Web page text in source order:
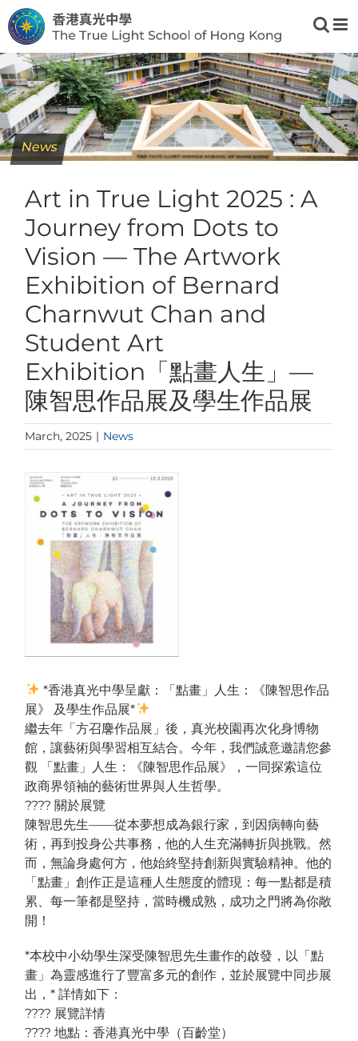
Skip
to
content
News
Art in True Light 2025 : A
Journey from Dots to
Vision — The Artwork
Exhibition of Bernard
Charnwut Chan and
Student Art
Exhibition「點畫人生」—
陳智思作品展及學生作品展
March, 2025 | News
View
Larger
Image
*香港真光中學呈獻：「點畫」人生：《陳智思作品
展》 及學生作品展*
繼去年「方召麐作品展」後，真光校園再次化身博物
館，讓藝術與學習相互結合。今年，我們誠意邀請您參
觀 「點畫」人生：《陳智思作品展》，一同探索這位
政商界領袖的藝術世界與人生哲學。
???? 關於展覽
陳智思先生——從本夢想成為銀行家，到因病轉向藝
術，再到投身公共事務，他的人生充滿轉折與挑戰。然
而，無論身處何方，他始終堅持創新與實驗精神。他的
「點畫」創作正是這種人生態度的體現：每一點都是積
累、每一筆都是堅持，當時機成熟，成功之門將為你敞
開！
*本校中小幼學生深受陳智思先生畫作的啟發，以「點
畫」為靈感進行了豐富多元的創作，並於展覽中同步展
出，* 詳情如下：
???? 展覽詳情
???? 地點：香港真光中學（百齡堂）